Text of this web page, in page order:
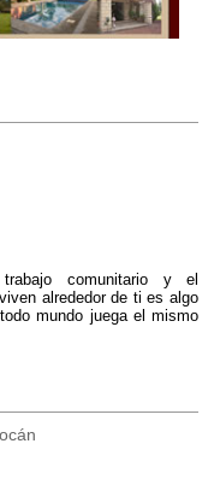
comunitario y el
alrededor de ti es algo
mundo juega el mismo